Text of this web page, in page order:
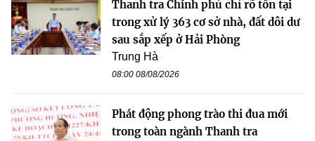
Thanh tra Chính phủ chỉ rõ tồn tại
trong xử lý 363 cơ sở nhà, đất dôi dư
sau sắp xếp ở Hải Phòng
Trung Hà
08:00 08/08/2026
Phát động phong trào thi đua mới
trong toàn ngành Thanh tra